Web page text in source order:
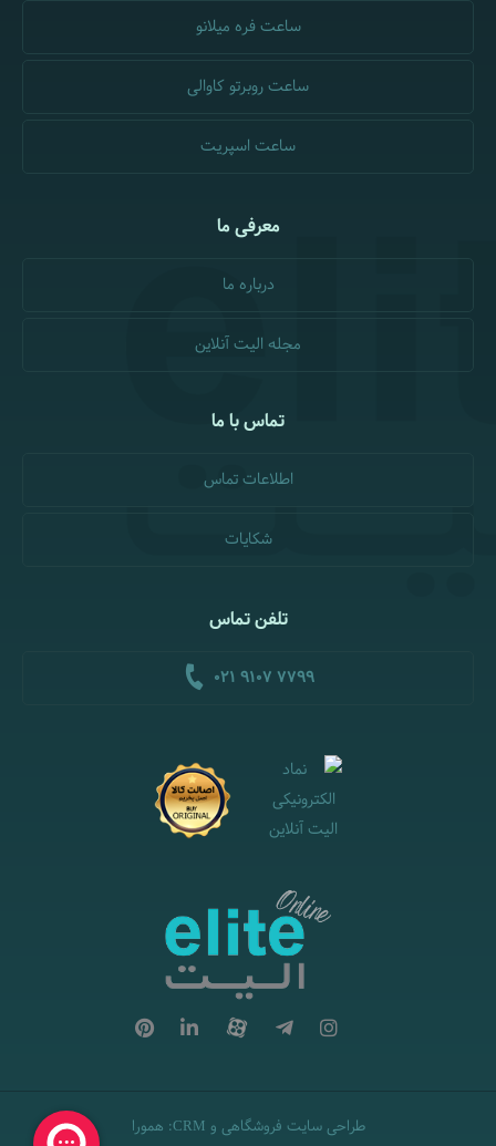
ساعت فره میلانو
ساعت روبرتو کاوالی
ساعت اسپریت
معرفی ما
درباره ما
مجله الیت آنلاین
تماس با ما
اطلاعات تماس
شکایات
تلفن تماس
021 9107 7799
طراحی سایت فروشگاهی و CRM
: همورا